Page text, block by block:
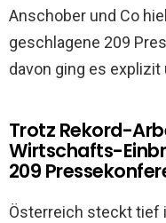
Anschober und Co
geschlagene 209
davon ging es explizit
Trotz Rekord-
Wirtschafts-
209
Österreich steckt tief